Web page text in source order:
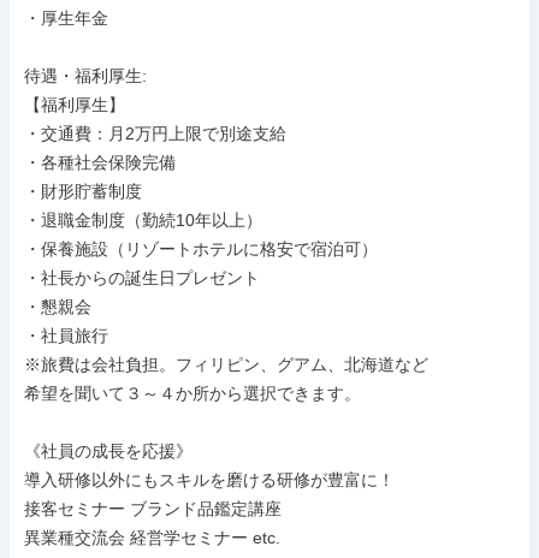
・厚生年金
待遇・福利厚生:
【福利厚生】
・交通費：月2万円上限で別途支給
・各種社会保険完備
・財形貯蓄制度
・退職金制度（勤続10年以上）
・保養施設（リゾートホテルに格安で宿泊可）
・社長からの誕生日プレゼント
・懇親会
・社員旅行
※旅費は会社負担。フィリピン、グアム、北海道など
希望を聞いて３～４か所から選択できます。
《社員の成長を応援》
導入研修以外にもスキルを磨ける研修が豊富に！
接客セミナー ブランド品鑑定講座
異業種交流会 経営学セミナー etc.